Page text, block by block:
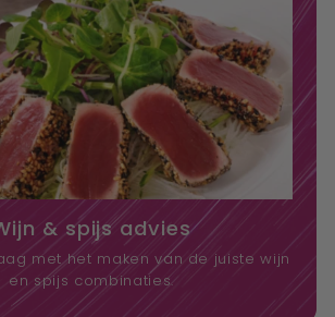
& spijs advies
met het maken van de juiste wijn
en spijs combinaties.